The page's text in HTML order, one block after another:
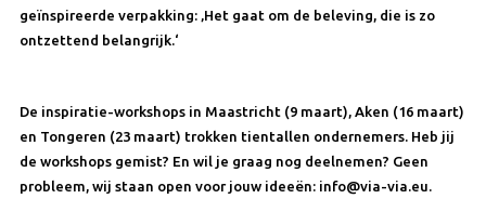
geïnspireerde verpakking: ‚Het gaat om de beleving, die is zo
ontzettend belangrijk.‘
De inspiratie-workshops in Maastricht (9 maart), Aken (16 maart)
en Tongeren (23 maart) trokken tientallen ondernemers. Heb jij
de workshops gemist? En wil je graag nog deelnemen? Geen
probleem, wij staan open voor jouw ideeën: info@via-via.eu.